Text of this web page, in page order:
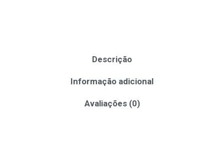
Descrição
Informação adicional
Avaliações (0)